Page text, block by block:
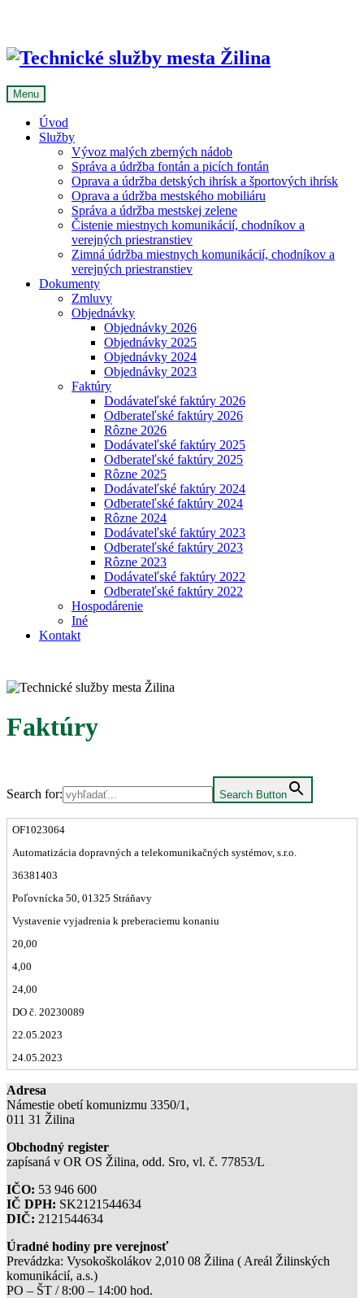
Menu
Úvod
Služby
Vývoz malých zberných nádob
Správa a údržba fontán a picích fontán
Oprava a údržba detských ihrísk a športových ihrísk
Oprava a údržba mestského mobiliáru
Správa a údržba mestskej zelene
Čistenie miestnych komunikácií, chodníkov a
verejných priestranstiev
Zimná údržba miestnych komunikácií, chodníkov a
verejných priestranstiev
Dokumenty
Zmluvy
Objednávky
Objednávky 2026
Objednávky 2025
Objednávky 2024
Objednávky 2023
Faktúry
Dodávateľské faktúry 2026
Odberateľské faktúry 2026
Rôzne 2026
Dodávateľské faktúry 2025
Odberateľské faktúry 2025
Rôzne 2025
Dodávateľské faktúry 2024
Odberateľské faktúry 2024
Rôzne 2024
Dodávateľské faktúry 2023
Odberateľské faktúry 2023
Rôzne 2023
Dodávateľské faktúry 2022
Odberateľské faktúry 2022
Hospodárenie
Iné
Kontakt
Faktúry
Search for: Search Button
OF1023064
Automatizácia dopravných a telekomunikačných systémov, s.r.o.
36381403
Poľovnícka 50, 01325 Stráňavy
Vystavenie vyjadrenia k preberaciemu konaniu
20,00
4,00
24,00
DO č. 20230089
22.05.2023
24.05.2023
Adresa
Námestie obetí komunizmu 3350/1,
011 31 Žilina
Obchodný register
zapísaná v OR OS Žilina, odd. Sro, vl. č. 77853/L
IČO: 53 946 600
IČ DPH: SK2121544634
DIČ: 2121544634
Úradné hodiny pre verejnosť
Prevádzka: Vysokoškolákov 2,010 08 Žilina ( Areál Žilinských
komunikácií, a.s.)
PO – ŠT / 8:00 – 14:00 hod.